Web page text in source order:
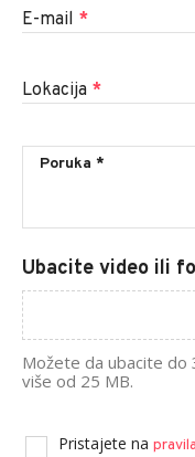
E-mail *
Lokacija *
Ubacite video ili
Možete da ubacite do
više od 25 MB.
Pristajete na